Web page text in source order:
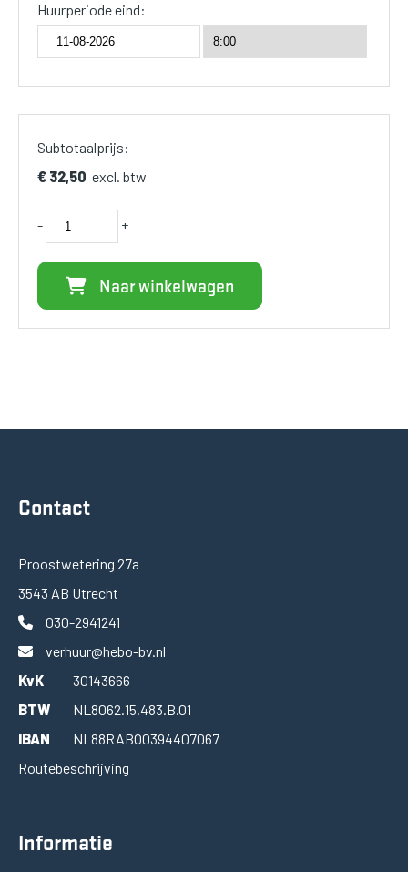
Huurperiode eind:
Subtotaalprijs:
€ 32,50 excl. btw
- +
Naar winkelwagen
Contact
Proostwetering 27a
3543 AB Utrecht
030-2941241
verhuur@hebo-bv.nl
KvK
30143666
BTW
NL8062.15.483.B.01
IBAN
NL88RABO0394407067
Routebeschrijving
Informatie